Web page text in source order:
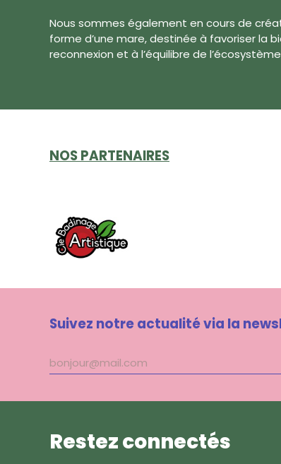
Nous sommes également en cours de
forme d’une mare, destinée à favoriser la
reconnexion et à l’équilibre de
NOS PARTENAIRES
Suivez notre actualité via la
Adresse
mail
Restez connectés